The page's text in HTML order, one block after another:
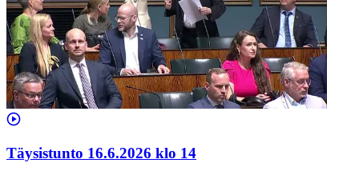
Täysistunto 16.6.2026 klo 14